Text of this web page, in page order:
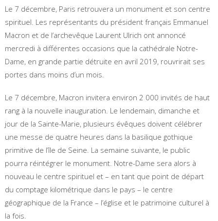
Le 7 décembre, Paris retrouvera un monument et son centre
spirituel. Les représentants du président français Emmanuel
Macron et de l’archevêque Laurent Ulrich ont annoncé
mercredi à différentes occasions que la cathédrale Notre-
Dame, en grande partie détruite en avril 2019, rouvrirait ses
portes dans moins d’un mois.
Le 7 décembre, Macron invitera environ 2 000 invités de haut
rang à la nouvelle inauguration. Le lendemain, dimanche et
jour de la Sainte-Marie, plusieurs évêques doivent célébrer
une messe de quatre heures dans la basilique gothique
primitive de l’île de Seine. La semaine suivante, le public
pourra réintégrer le monument. Notre-Dame sera alors à
nouveau le centre spirituel et – en tant que point de départ
du comptage kilométrique dans le pays – le centre
géographique de la France – l’église et le patrimoine culturel à
la fois.